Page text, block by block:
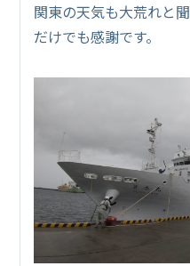
関東の天気も大荒れと
だけでも感謝です。